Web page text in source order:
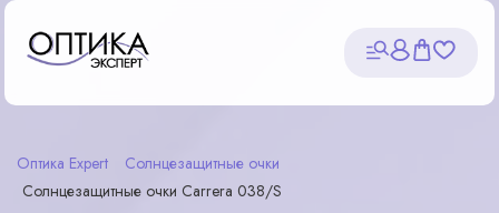
Оптика Expert
Солнцезащитные очки
Солнцезащитные очки Carrera 038/S